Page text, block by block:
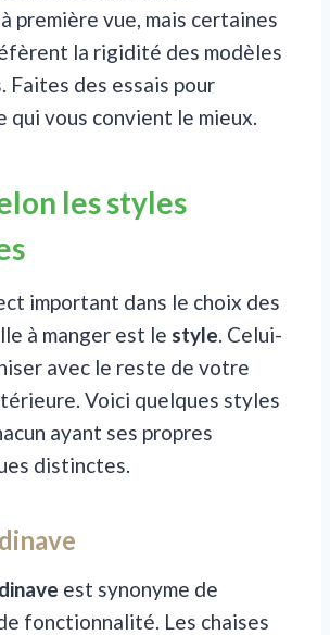
première vue, mais certaines
la rigidité des modèles
Faites des essais pour
qui vous convient le mieux.
les styles
important dans le choix des
à manger est le style. Celui-
avec le reste de votre
Voici quelques styles
ayant ses propres
distinctes.
est synonyme de
fonctionnalité. Les chaises